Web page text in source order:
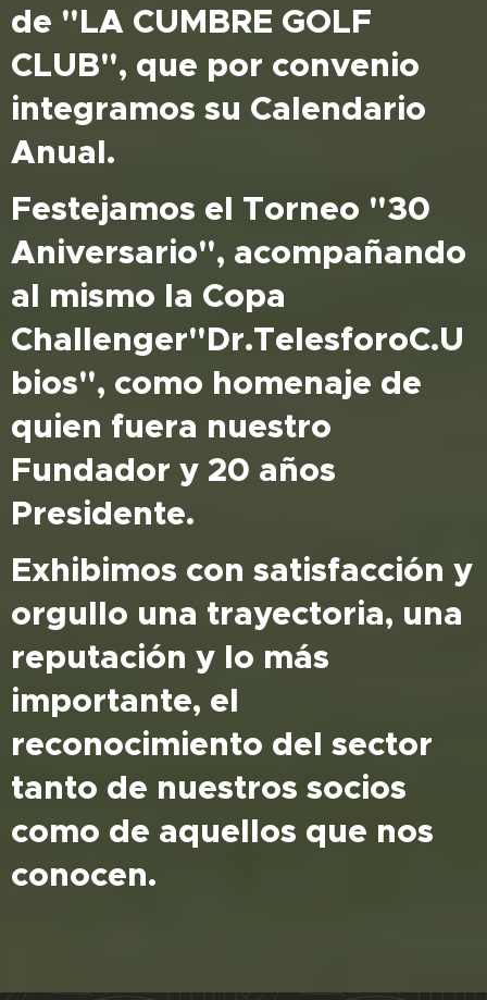
de "LA CUMBRE GOLF
CLUB", que por convenio
integramos su Calendario
Anual.
Festejamos el Torneo "30
Aniversario", acompañando
al mismo la Copa
Challenger"Dr.TelesforoC.U
bios", como homenaje de
quien fuera nuestro
Fundador y 20 años
Presidente.
Exhibimos con satisfacción y
orgullo una trayectoria, una
reputación y lo más
importante, el
reconocimiento del sector
tanto de nuestros socios
como de aquellos que nos
conocen.